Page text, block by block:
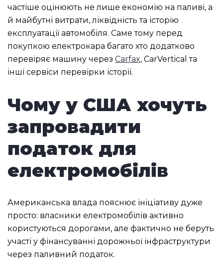
частіше оцінюють не лише економію на паливі, а
й майбутні витрати, ліквідність та історію
експлуатації автомобіля. Саме тому перед
покупкою електрокара багато хто додатково
перевіряє машину через Carfax, CarVertical та
інші сервіси перевірки історії.
Чому у США хочуть
запровадити
податок для
електромобілів
Американська влада пояснює ініціативу дуже
просто: власники електромобілів активно
користуються дорогами, але фактично не беруть
участі у фінансуванні дорожньої інфраструктури
через паливний податок.